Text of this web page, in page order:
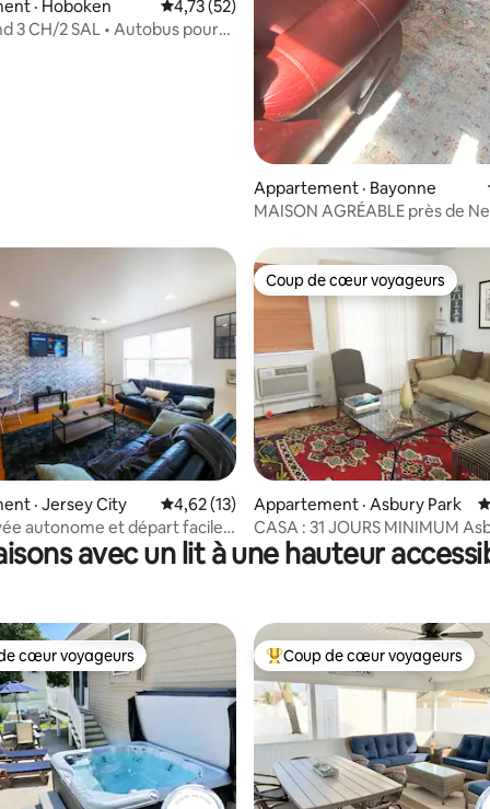
· Hoboken Note moyenne de 4,73 sur 5, 52
4,73 (52)
3 CH/2 SAL • Autobus pour
Appartement · Bayonne
MAISON AGRÉABLE près de
5, 180 commentaires
· Jersey City Note moyenne de 4,62 sur 5, 13
4,62 (13)
autonome et départ facile |
Coup de cœur voyageurs
Coup de cœur voyageurs
Appartement · Asbury Park
CASA : 31 JOURS MINIMUM
1 CHAMBRE À 2 PATÉS DE
LA PLAGE
avec un lit à une hauteur
cœur voyageurs parmi les plus aimés
cœur voyageurs Coup de cœur voyageurs
Coup de cœur voyageurs